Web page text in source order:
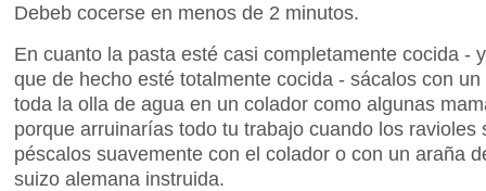
Debeb cocerse en menos de 2 minutos.
En cuanto la pasta esté casi completamente cocida -
que de hecho esté totalmente cocida - sácalos con
toda la olla de agua en un colador como algunas
porque arruinarías todo tu trabajo cuando los
péscalos suavemente con el colador o con un araña
suizo alemana instruida.